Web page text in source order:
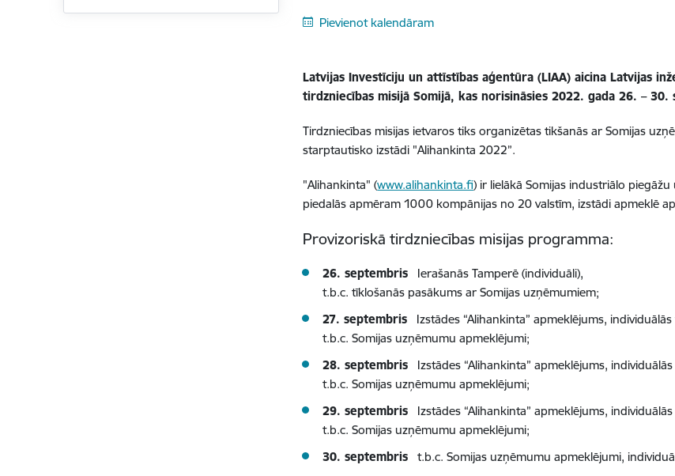
Pievienot kalendāram
Latvijas Investīciju un attīstības aģentūra (LIAA) aicina Latvijas
tirdzniecības misijā Somijā, kas norisināsies 2022. gada 26. – 30.
Tirdzniecības misijas ietvarostiks organizētas tikšanās ar Somijas
starptautisko izstādi "Alihankinta 2022”.
"Alihankinta" (www.alihankinta.fi) ir lielākā Somijas industriālo
piedalās apmēram 1000 kompānijas no 20 valstīm, izstādi apmeklē
Provizoriskā tirdzniecības misijas programma:
26. septembris Ierašanās Tamperē (individuāli),
t.b.c. tīklošanās pasākums ar Somijas uzņēmumiem;
27. septembris Izstādes “Alihankinta” apmeklējums, individuālās
t.b.c. Somijas uzņēmumu apmeklējumi;
28. septembris Izstādes “Alihankinta” apmeklējums,
t.b.c. Somijas uzņēmumu apmeklējumi;
29. septembris Izstādes “Alihankinta” apmeklējums,
t.b.c. Somijas uzņēmumu apmeklējumi;
30. septembris t.b.c. Somijas uzņēmumu apmeklējumi,